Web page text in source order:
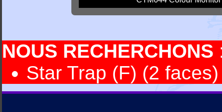
NOUS RECHERCHONS
Star Trap (F) (2